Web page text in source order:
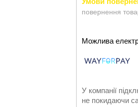
повернення
У компанії
не покидаючи